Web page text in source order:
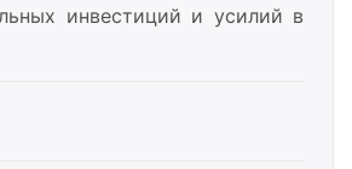
инвестиций и усилий в